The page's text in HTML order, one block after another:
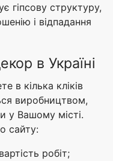
гіпсову структуру,
і відпадання
в Україні
в кілька кліків
виробництвом,
у Вашому місті.
сайту:
робіт;